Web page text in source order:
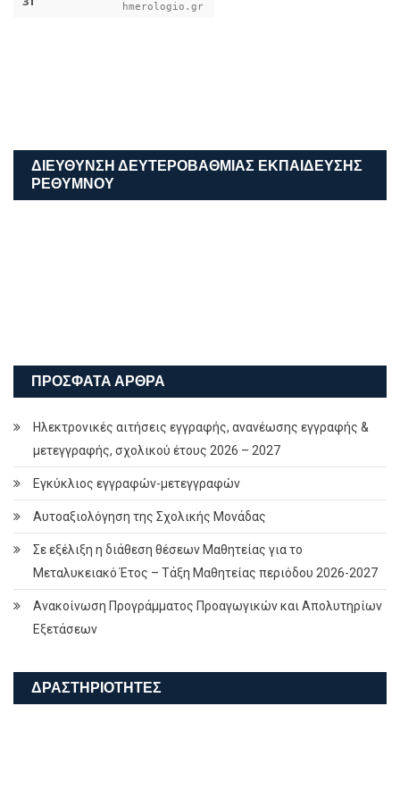
hmerologio.gr
ΔΙΕΎΘΥΝΣΗ ΔΕΥΤΕΡΟΒΆΘΜΙΑΣ ΕΚΠΑΊΔΕΥΣΗΣ
ΡΕΘΎΜΝΟΥ
ΠΡΌΣΦΑΤΑ ΆΡΘΡΑ
Ηλεκτρονικές αιτήσεις εγγραφής, ανανέωσης εγγραφής &
μετεγγραφής, σχολικού έτους 2026 – 2027
Εγκύκλιος εγγραφών-μετεγγραφών
Αυτοαξιολόγηση της Σχολικής Μονάδας
Σε εξέλιξη η διάθεση θέσεων Μαθητείας για το
Μεταλυκειακό Έτος – Τάξη Μαθητείας περιόδου 2026-2027
Ανακοίνωση Προγράμματος Προαγωγικών και Απολυτηρίων
Εξετάσεων
ΔΡΑΣΤΗΡΙΌΤΗΤΕΣ